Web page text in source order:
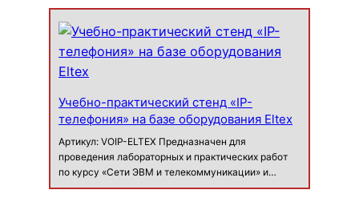
Учебно-практический стенд «IP-
телефония» на базе оборудования Eltex
Артикул: VOIP-ELTEX Предназначен для
проведения лабораторных и практических работ
по курсу «Сети ЭВМ и телекоммуникации» и
позволяет качественно моделировать сети IP-